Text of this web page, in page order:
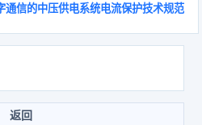
通信的中压供电系统电流保护技术规范
返回